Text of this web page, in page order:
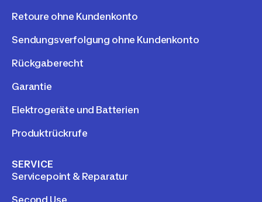
Retoure ohne Kundenkonto
Sendungsverfolgung ohne Kundenkonto
Rückgaberecht
Garantie
Elektrogeräte und Batterien
Produktrückrufe
SERVICE
Servicepoint & Reparatur